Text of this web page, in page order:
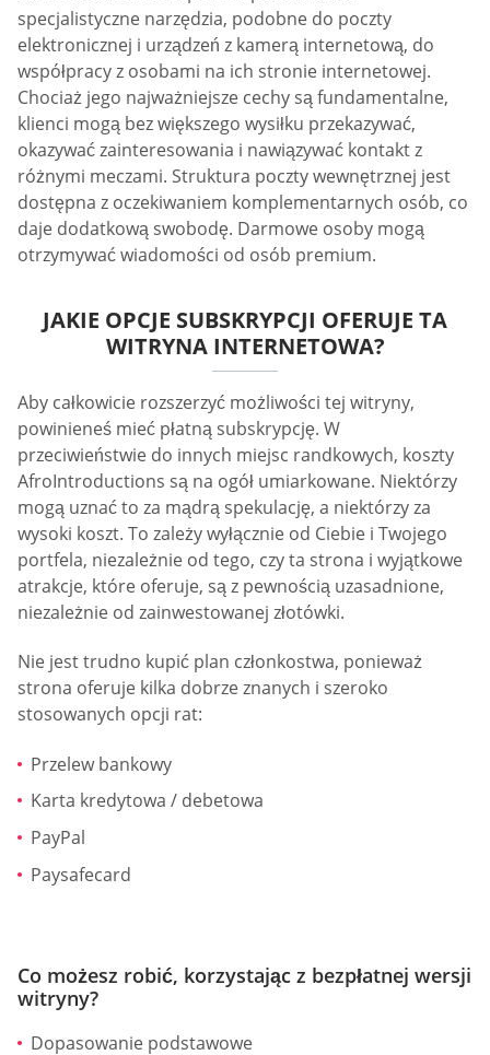
specjalistyczne narzędzia, podobne do poczty
elektronicznej i urządzeń z kamerą internetową, do
współpracy z osobami na ich stronie internetowej.
Chociaż jego najważniejsze cechy są fundamentalne,
klienci mogą bez większego wysiłku przekazywać,
okazywać zainteresowania i nawiązywać kontakt z
różnymi meczami. Struktura poczty wewnętrznej jest
dostępna z oczekiwaniem komplementarnych osób, co
daje dodatkową swobodę. Darmowe osoby mogą
otrzymywać wiadomości od osób premium.
JAKIE OPCJE SUBSKRYPCJI OFERUJE TA
WITRYNA INTERNETOWA?
Aby całkowicie rozszerzyć możliwości tej witryny,
powinieneś mieć płatną subskrypcję. W
przeciwieństwie do innych miejsc randkowych, koszty
AfroIntroductions są na ogół umiarkowane. Niektórzy
mogą uznać to za mądrą spekulację, a niektórzy za
wysoki koszt. To zależy wyłącznie od Ciebie i Twojego
portfela, niezależnie od tego, czy ta strona i wyjątkowe
atrakcje, które oferuje, są z pewnością uzasadnione,
niezależnie od zainwestowanej złotówki.
Nie jest trudno kupić plan członkostwa, ponieważ
strona oferuje kilka dobrze znanych i szeroko
stosowanych opcji rat:
Przelew bankowy
Karta kredytowa / debetowa
PayPal
Paysafecard
Co możesz robić, korzystając z bezpłatnej wersji
witryny?
Dopasowanie podstawowe